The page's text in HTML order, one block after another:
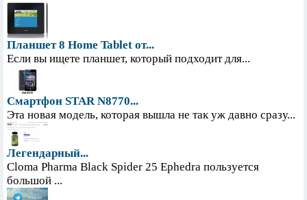
Планшет 8 Home Tablet от...
Если вы ищете планшет, который подходит для...
Смартфон STAR N8770...
Эта новая модель, которая вышла не так уж давно сразу...
Легендарный...
Cloma Pharma Black Spider 25 Ephedra пользуется
большой ...